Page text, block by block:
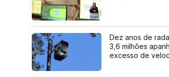
Dez anos de
3,6 milhões
excesso de